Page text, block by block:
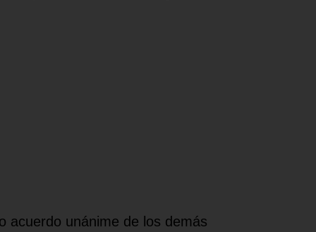
acuerdo unánime de los demás